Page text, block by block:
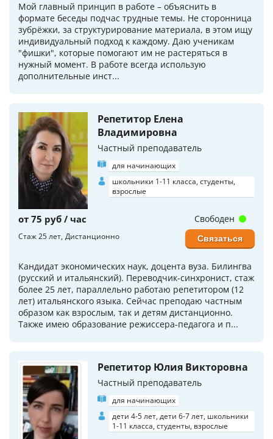
Мой главный принцип в работе – объяснить в
формате беседы подчас трудные темы. Не сторонница
зубрёжки, за структурирование материала, в этом ищу
индивидуальный подход к каждому. Даю ученикам
"фишки", которые помогают им не растеряться в
нужный момент. В работе всегда использую
дополнительные инст...
Репетитор Елена
Владимировна
Частный преподаватель
для начинающих
школьники 1-11 класса, студенты,
взрослые
от 75 руб / час
Стаж 25 лет Дистанционно
Кандидат экономических наук, доцента вуза. Билингва
(русский и итальянский). Переводчик-синхронист, стаж
более 25 лет, параллельно работаю репетитором (12
лет) итальянского языка. Сейчас преподаю частным
образом как взрослым, так и детям дистанционно.
Также имею образование режиссера-педагога и п...
Свободен
Связаться
Репетитор Юлия Викторовна
Частный преподаватель
для начинающих
дети 4-5 лет, дети 6-7 лет, школьники
1-11 класса, студенты, взрослые